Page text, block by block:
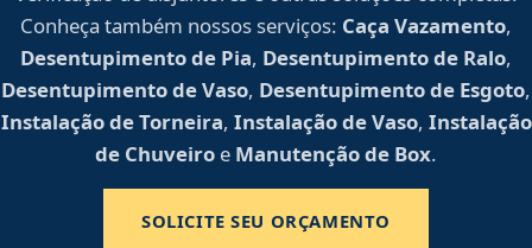
Conheça também nossos serviços: Caça Vazamento,
Desentupimento de Pia, Desentupimento de Ralo,
Desentupimento de Vaso, Desentupimento de Esgoto,
Instalação de Torneira, Instalação de Vaso, Instalação
de Chuveiro e Manutenção de Box.
SOLICITE SEU ORÇAMENTO